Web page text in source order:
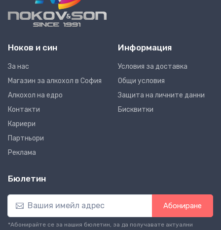
Ноков и син
За нас
Магазин за алкохол в София
Алкохол на едро
Контакти
Кариери
Партньори
Реклама
Информация
Условия за доставка
Общи условия
Защита на личните данни
Бисквитки
Бюлетин
Абониране
*Абонирайте се за нашия бюлетин, за да получавате актуални